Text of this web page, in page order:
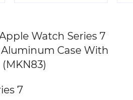
Watch Series 7
Case With
7